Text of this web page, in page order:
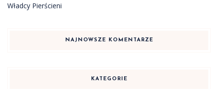
Władcy Pierścieni
NAJNOWSZE KOMENTARZE
KATEGORIE